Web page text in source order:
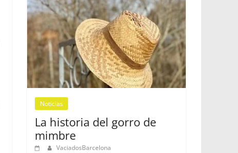
Noticias
La historia del gorro de
mimbre
VaciadosBarcelona